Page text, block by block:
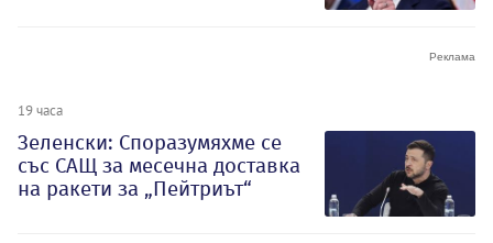
19 часа
Зеленски: Споразумяхме се
със САЩ за месечна доставка
на ракети за „Пейтриът“